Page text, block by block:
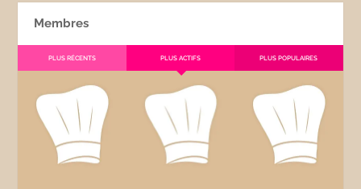
Membres
PLUS RÉCENTS PLUS ACTIFS PLUS POPULAIRES